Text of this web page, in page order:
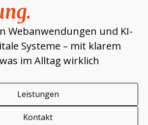
Webanwendungen und KI-
Systeme – mit klarem
im Alltag wirklich
Leistungen
Kontakt